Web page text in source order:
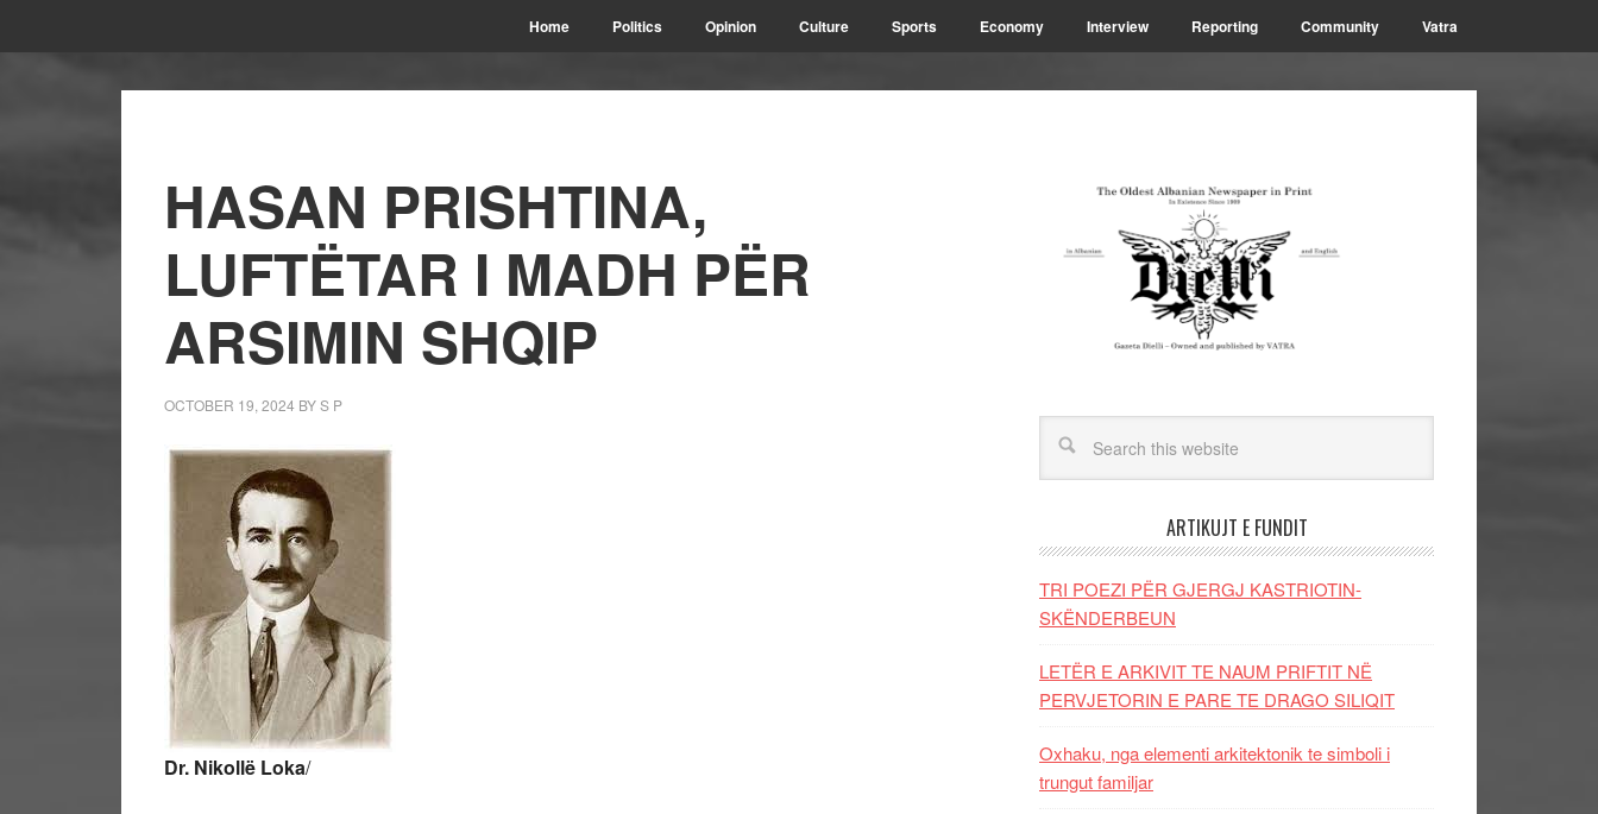
Home Politics Opinion Culture Sports Economy Interview Reporting Community Vatra
HASAN PRISHTINA,
LUFTËTAR I MADH PËR
ARSIMIN SHQIP
OCTOBER 19, 2024 BYS P
Dr. Nikollë Loka/
ARTIKUJT E FUNDIT
TRI POEZI PËR GJERGJ KASTRIOTIN-
SKËNDERBEUN
LETËR E ARKIVIT TE NAUM PRIFTIT NË
PERVJETORIN E PARE TE DRAGO SILIQIT
Oxhaku, nga elementi arkitektonik te simboli i
trungut familjar